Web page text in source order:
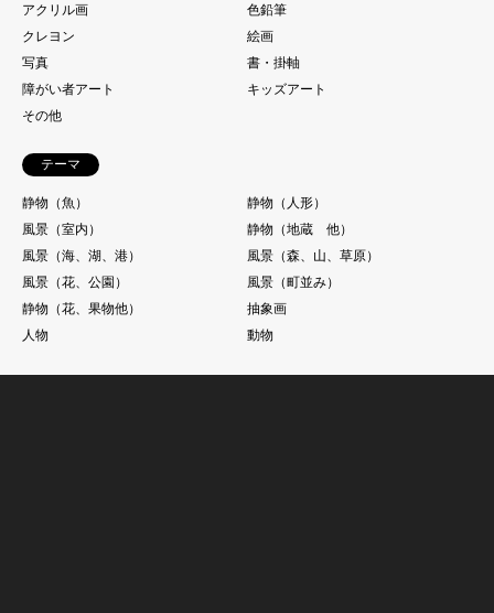
アクリル画
色鉛筆
クレヨン
絵画
写真
書・掛軸
障がい者アート
キッズアート
その他
テーマ
静物（魚）
静物（人形）
風景（室内）
静物（地蔵 他）
風景（海、湖、港）
風景（森、山、草原）
風景（花、公園）
風景（町並み）
静物（花、果物他）
抽象画
人物
動物